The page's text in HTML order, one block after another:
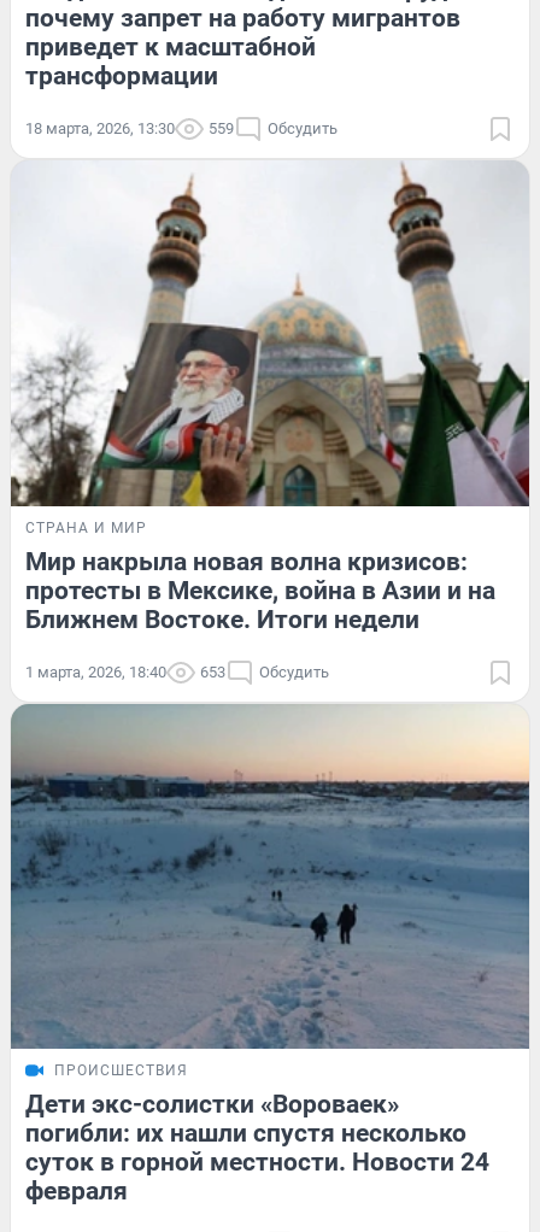
почему запрет на работу мигрантов
приведет к масштабной
трансформации
18 марта, 2026, 13:30 559 Обсудить
СТРАНА И МИР
Мир накрыла новая волна кризисов:
протесты в Мексике, война в Азии и на
Ближнем Востоке. Итоги недели
1 марта, 2026, 18:40 653 Обсудить
ПРОИСШЕСТВИЯ
Дети экс-солистки «Вороваек»
погибли: их нашли спустя несколько
суток в горной местности. Новости 24
февраля